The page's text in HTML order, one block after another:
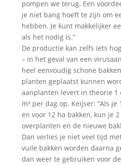
pompen we terug. Een
je niet bang hoeft te zijn om
hebben. Je kunt makkelijker
als het nodig is.”
De productie kan zelfs iets
– in het geval van een
heel eenvoudig schone
planten geplaatst kunnen
aanplanten levert in theorie 1
m² per dag op. Keijser: “Als
en voor 12 ha bakken, kun je
overplanten en de nieuwe
Dan verlies je niet veel tijd
vuile bakken worden daarna
dan weer te gebruiken voor